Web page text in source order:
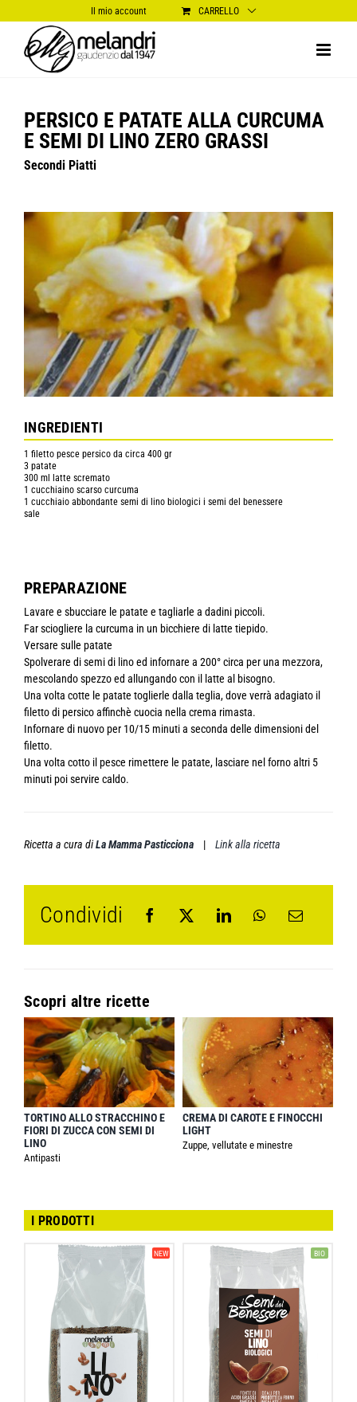
al
contenuto
Il mio account CARRELLO
PERSICO E PATATE ALLA CURCUMA
E SEMI DI LINO ZERO GRASSI
Secondi Piatti
INGREDIENTI
1 filetto pesce persico da circa 400 gr
3 patate
300 ml latte scremato
1 cucchiaino scarso curcuma
1 cucchiaio abbondante semi di lino biologici i semi del benessere
sale
PREPARAZIONE
Lavare e sbucciare le patate e tagliarle a dadini piccoli.
Far sciogliere la curcuma in un bicchiere di latte tiepido.
Versare sulle patate
Spolverare di semi di lino ed infornare a 200° circa per una mezzora,
mescolando spezzo ed allungando con il latte al bisogno.
Una volta cotte le patate toglierle dalla teglia, dove verrà adagiato il
filetto di persico affinchè cuocia nella crema rimasta.
Infornare di nuovo per 10/15 minuti a seconda delle dimensioni del
filetto.
Una volta cotto il pesce rimettere le patate, lasciare nel forno altri 5
minuti poi servire caldo.
Ricetta a cura diLa Mamma Pasticciona| Link alla ricetta
Condividi
Scopri altre ricette
TORTINO ALLO STRACCHINO E
FIORI DI ZUCCA CON SEMI DI
LINO
Antipasti
CREMA DI CAROTE E FINOCCHI
LIGHT
Zuppe, vellutate e minestre
I PRODOTTI
NEW BIO